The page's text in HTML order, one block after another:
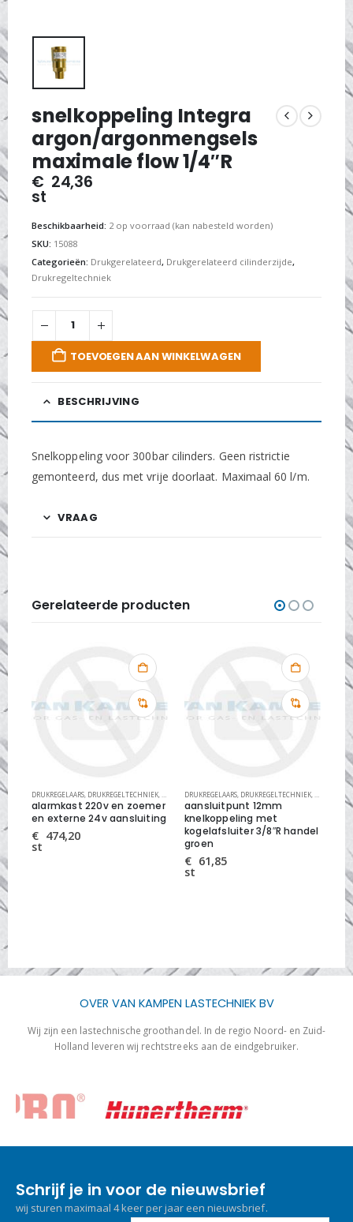
snelkoppeling Integra
argon/argonmengsels
maximale flow 1/4″R
€ 24,36
st
Beschikbaarheid: 2 op voorraad (kan nabesteld worden)
SKU: 15088
Categorieën: Drukgerelateerd, Drukgerelateerd cilinderzijde,
Drukregeltechniek
TOEVOEGEN AAN WINKELWAGEN
BESCHRIJVING
Snelkoppeling voor 300bar cilinders. Geen ristrictie
gemonteerd, dus met vrije doorlaat. Maximaal 60 l/m.
VRAAG
Gerelateerde producten
,DRUKREGELTECHNIEK
DRUKREGELAARS DRUKREGELTECHNIEK LEIDINGSYSTEMEN
alarmkast 220v en zoemer
en externe 24v aansluiting
€ 474,20
st
DRUKREGELAARS DRUKREGELTECHNIEK
aansluitpunt 12mm
knelkoppeling met
kogelafsluiter 3/8″R handel
groen
€ 61,85
st
OVER VAN KAMPEN LASTECHNIEK BV
Wij zijn een lastechnische groothandel. In de regio Noord- en Zuid-
Holland leveren wij rechtstreeks aan de eindgebruiker.
Schrijf je in voor de nieuwsbrief
wij sturen maximaal 4 keer per jaar een nieuwsbrief.